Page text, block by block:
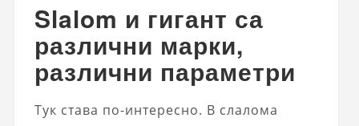
Slalom и гигант са
различни марки,
различни параметри
Тук става по-интересно. В слалома